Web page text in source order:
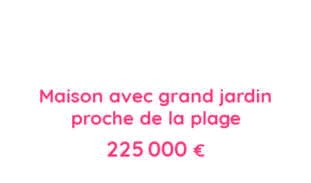
Maison avec grand jardin
proche de la plage
225 000€